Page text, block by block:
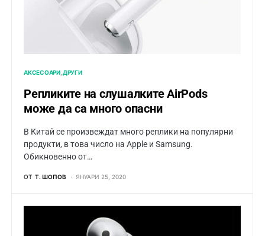
АКСЕСОАРИ ДРУГИ
Репликите на слушалките AirPods
може да са много опасни
В Китай се произвеждат много реплики на популярни
продукти, в това число на Apple и Samsung.
Обикновенно от…
ОТ Т. ШОПОВ ЯНУАРИ 25, 2020